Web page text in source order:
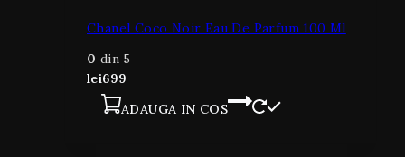
Chanel Coco Noir Eau De Parfum 100 Ml
0 din 5
lei699
ADAUGA IN COS